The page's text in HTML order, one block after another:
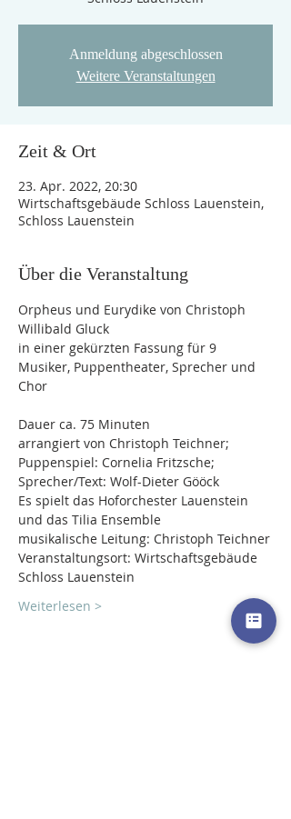
Anmeldung abgeschlossen
Weitere Veranstaltungen
Zeit & Ort
23. Apr. 2022, 20:30
Wirtschaftsgebäude Schloss Lauenstein,
Schloss Lauenstein
Über die Veranstaltung
Orpheus und Eurydike von Christoph
Willibald Gluck
in einer gekürzten Fassung für 9
Musiker, Puppentheater, Sprecher und
Chor
Dauer ca. 75 Minuten
arrangiert von Christoph Teichner;
Puppenspiel: Cornelia Fritzsche;
Sprecher/Text: Wolf-Dieter Gööck
Es spielt das Hoforchester Lauenstein
und das Tilia Ensemble
musikalische Leitung: Christoph Teichner
Veranstaltungsort: Wirtschaftsgebäude
Schloss Lauenstein
Weiterlesen >